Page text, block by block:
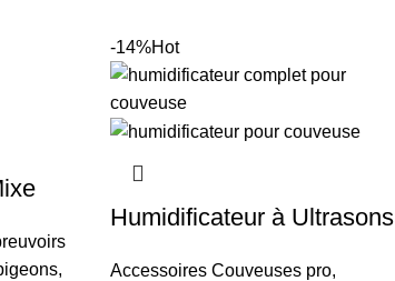
,
-14%Hot
Humidificateur à Ultrasons
Accessoires Couveuses pro,